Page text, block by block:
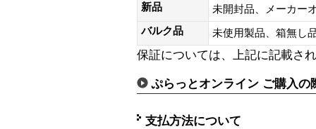
新品
未開封品、メーカー
バルク品
未使用製品、箱無
保証については、上記に記載さ
ぷらっとオンライン ご購入の
支払方法について